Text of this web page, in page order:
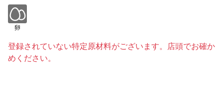
卵
登録されていない特定原材料がございます。店頭でお確か
めください。